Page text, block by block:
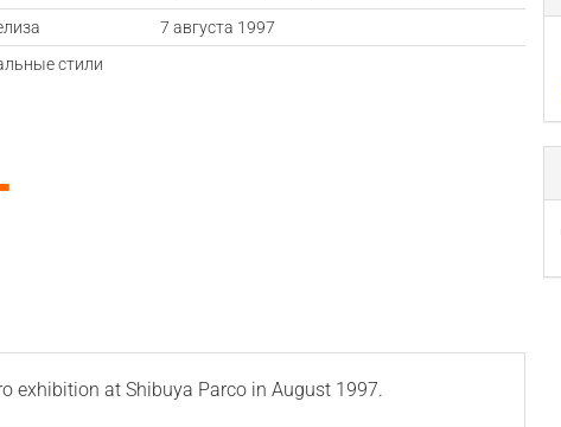
7 августа 1997
стили
exhibition at Shibuya Parco in August 1997.